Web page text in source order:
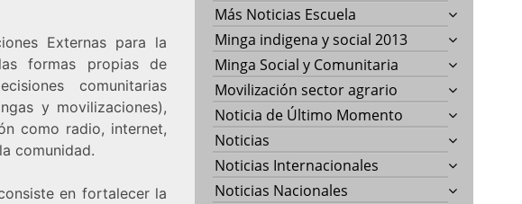
Externas para la
formas propias de
comunitarias
y movilizaciones),
como radio, internet,
comunidad.
en fortalecer la
Más Noticias Escuela
Minga indigena y social 2013
Minga Social y Comunitaria
Movilización sector agrario
Noticia de Último Momento
Noticias
Noticias Internacionales
Noticias Nacionales